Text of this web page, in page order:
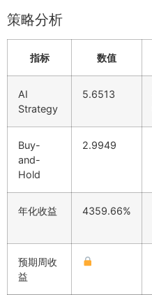
策略分析
指标 数值
AI
Strategy
5.6513
Buy-
and-
Hold
2.9949
年化收益 4359.66%
预期周收
益